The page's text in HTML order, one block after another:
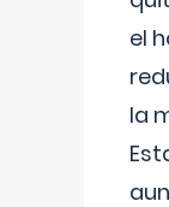
el
la